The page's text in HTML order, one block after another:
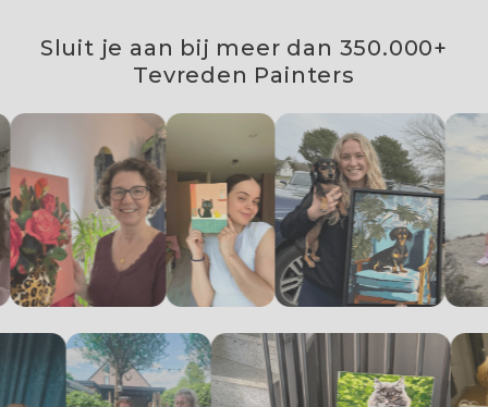
Sluit je aan bij meer dan 350.000+
Tevreden Painters